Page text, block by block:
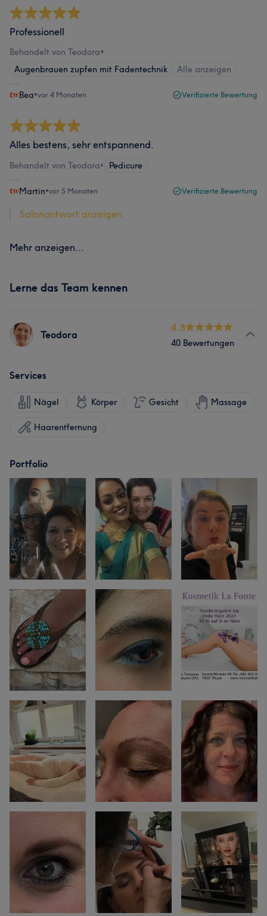
Professionell
Behandelt von Teodora•
Augenbrauen zupfen mit Fadentechnik
Alle anzeigen
Bea•vor 4 Monaten Verifizierte Bewertung
Alles bestens, sehr entspannend.
Behandelt von Teodora• Pedicure
Martin•vor 5 Monaten Verifizierte Bewertung
Salonantwort anzeigen
Mehr anzeigen...
Lerne das Team kennen
Teodora
4.8
40 Bewertungen
Services
Nägel Körper Gesicht Massage
Haarentfernung
Portfolio